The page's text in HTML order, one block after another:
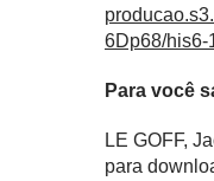
6Dp68/his6-
Para você
LE GOFF,
para